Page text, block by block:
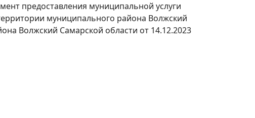
предоставления муниципальной услуги
муниципального района Волжский
Волжский Самарской области от 14.12.2023